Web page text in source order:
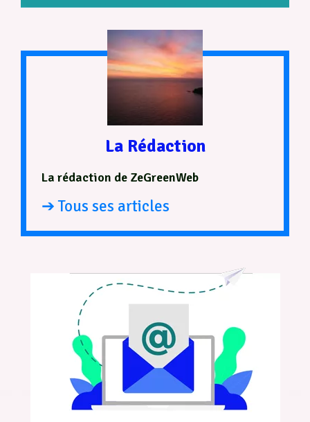
La Rédaction
La rédaction de ZeGreenWeb
➔ Tous ses articles